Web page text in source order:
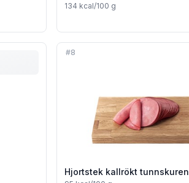
134 kcal/100 g
#8
Hjortstek kallrökt tunnskuren